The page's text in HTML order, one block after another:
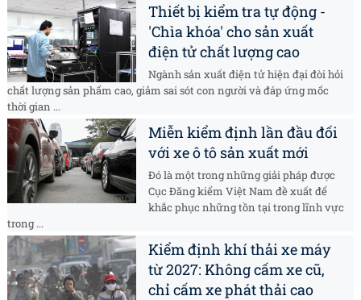
Thiết bị kiểm tra tự động -
'Chìa khóa' cho sản xuất
điện tử chất lượng cao
Ngành sản xuất điện tử hiện đại đòi hỏi
chất lượng sản phẩm cao, giảm sai sót con người và đáp ứng mốc
thời gian ...
Miễn kiểm định lần đầu đối
với xe ô tô sản xuất mới
Đó là một trong những giải pháp được
Cục Đăng kiểm Việt Nam đề xuất để
khắc phục những tồn tại trong lĩnh vực
trong ...
Kiểm định khí thải xe máy
từ 2027: Không cấm xe cũ,
chỉ cấm xe phát thải cao